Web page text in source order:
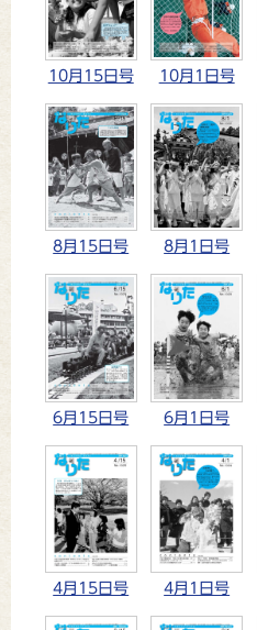
10月15日号 10月1日号
8月15日号 8月1日号
6月15日号 6月1日号
4月15日号 4月1日号